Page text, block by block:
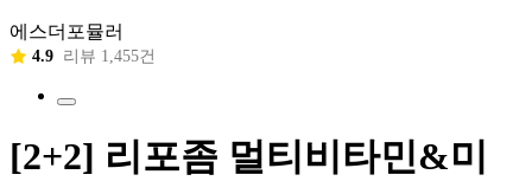
에스더포뮬러
4.9 리뷰 1,455건
[2+2] 리포좀 멀티비타민&미